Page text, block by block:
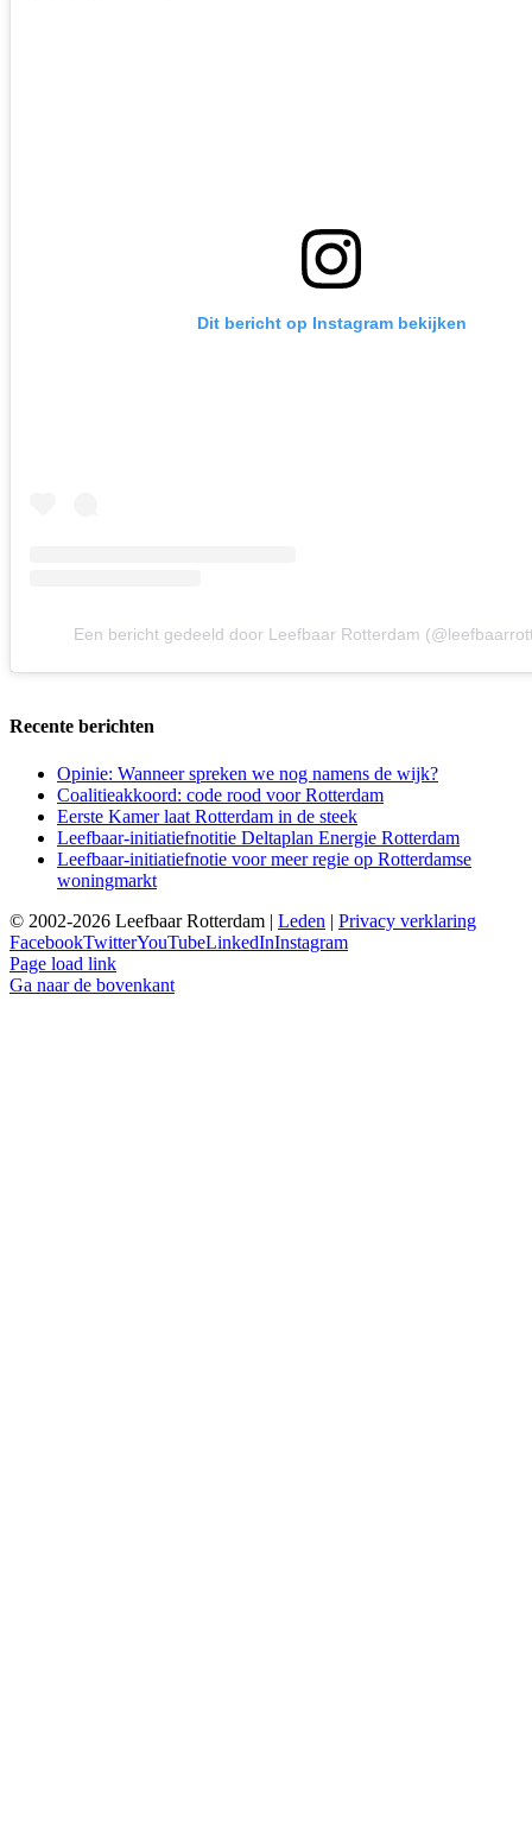
Dit bericht op Instagram bekijken
Een bericht gedeeld door Leefbaar Rotterdam
Recente berichten
Opinie: Wanneer spreken we nog namens de wijk?
Coalitieakkoord: code rood voor Rotterdam
Eerste Kamer laat Rotterdam in de steek
Leefbaar-initiatiefnotitie Deltaplan Energie Rotterdam
Leefbaar-initiatiefnotie voor meer regie op Rotterdamse
woningmarkt
© 2002-2026 Leefbaar Rotterdam | Leden | Privacy verklaring
FacebookTwitterYouTubeLinkedInInstagram
Page load link
Ga naar de bovenkant